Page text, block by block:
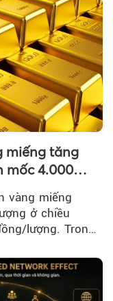
miếng tăng
mốc 4.000
vàng miếng
ở chiều
lượng. Trong